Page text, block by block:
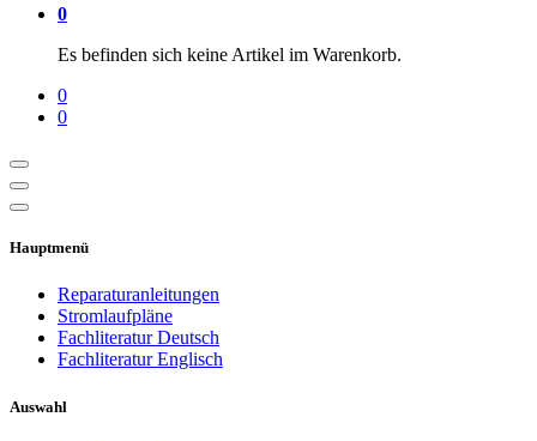
0
Es befinden sich keine Artikel im Warenkorb.
0
0
Hauptmenü
Reparaturanleitungen
Stromlaufpläne
Fachliteratur Deutsch
Fachliteratur Englisch
Auswahl